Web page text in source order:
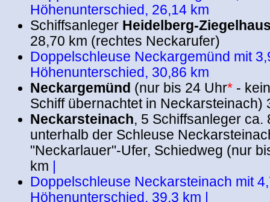
Höhenunterschied, 26,14 km
Schiffsanleger Heidelberg-
28,70 km (rechtes Neckarufer)
Doppelschleuse Neckargemünd mit
Höhenunterschied, 30,86 km
Neckargemünd (nur bis 24 Uhr* -
Schiff übernachtet in Neckarsteinach)
Neckarsteinach, 5 Schiffsanleger ca.
unterhalb der Schleuse
"Neckarlauer"-Ufer, Schiedweg (nur
km
Doppelschleuse Neckarsteinach mit
Höhenunterschied, 39,3 km |